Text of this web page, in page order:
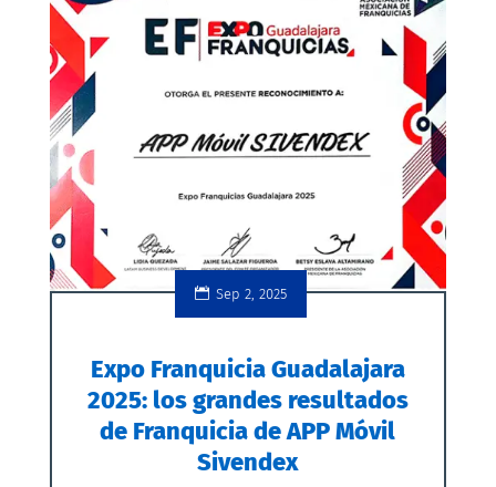
Sep 2, 2025
Expo Franquicia Guadalajara
2025: los grandes resultados
de Franquicia de APP Móvil
Sivendex